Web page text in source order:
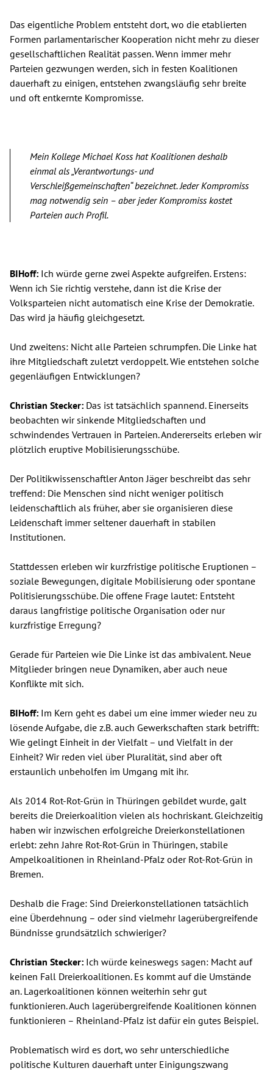
Das eigentliche Problem entsteht dort, wo die etablierten
Formen parlamentarischer Kooperation nicht mehr zu dieser
gesellschaftlichen Realität passen. Wenn immer mehr
Parteien gezwungen werden, sich in festen Koalitionen
dauerhaft zu einigen, entstehen zwangsläufig sehr breite
und oft entkernte Kompromisse.
Mein Kollege Michael Koss hat Koalitionen deshalb
einmal als „Verantwortungs- und
Verschleißgemeinschaften“ bezeichnet. Jeder Kompromiss
mag notwendig sein – aber jeder Kompromiss kostet
Parteien auch Profil.
BIHoff: Ich würde gerne zwei Aspekte aufgreifen. Erstens:
Wenn ich Sie richtig verstehe, dann ist die Krise der
Volksparteien nicht automatisch eine Krise der Demokratie.
Das wird ja häufig gleichgesetzt.
Und zweitens: Nicht alle Parteien schrumpfen. Die Linke hat
ihre Mitgliedschaft zuletzt verdoppelt. Wie entstehen solche
gegenläufigen Entwicklungen?
Christian Stecker: Das ist tatsächlich spannend. Einerseits
beobachten wir sinkende Mitgliedschaften und
schwindendes Vertrauen in Parteien. Andererseits erleben wir
plötzlich eruptive Mobilisierungsschübe.
Der Politikwissenschaftler Anton Jäger beschreibt das sehr
treffend: Die Menschen sind nicht weniger politisch
leidenschaftlich als früher, aber sie organisieren diese
Leidenschaft immer seltener dauerhaft in stabilen
Institutionen.
Stattdessen erleben wir kurzfristige politische Eruptionen –
soziale Bewegungen, digitale Mobilisierung oder spontane
Politisierungsschübe. Die offene Frage lautet: Entsteht
daraus langfristige politische Organisation oder nur
kurzfristige Erregung?
Gerade für Parteien wie Die Linke ist das ambivalent. Neue
Mitglieder bringen neue Dynamiken, aber auch neue
Konflikte mit sich.
BIHoff: Im Kern geht es dabei um eine immer wieder neu zu
lösende Aufgabe, die z.B. auch Gewerkschaften stark betrifft:
Wie gelingt Einheit in der Vielfalt – und Vielfalt in der
Einheit? Wir reden viel über Pluralität, sind aber oft
erstaunlich unbeholfen im Umgang mit ihr.
Als 2014 Rot-Rot-Grün in Thüringen gebildet wurde, galt
bereits die Dreierkoalition vielen als hochriskant. Gleichzeitig
haben wir inzwischen erfolgreiche Dreierkonstellationen
erlebt: zehn Jahre Rot-Rot-Grün in Thüringen, stabile
Ampelkoalitionen in Rheinland-Pfalz oder Rot-Rot-Grün in
Bremen.
Deshalb die Frage: Sind Dreierkonstellationen tatsächlich
eine Überdehnung – oder sind vielmehr lagerübergreifende
Bündnisse grundsätzlich schwieriger?
Christian Stecker: Ich würde keineswegs sagen: Macht auf
keinen Fall Dreierkoalitionen. Es kommt auf die Umstände
an. Lagerkoalitionen können weiterhin sehr gut
funktionieren. Auch lagerübergreifende Koalitionen können
funktionieren – Rheinland-Pfalz ist dafür ein gutes Beispiel.
Problematisch wird es dort, wo sehr unterschiedliche
politische Kulturen dauerhaft unter Einigungszwang